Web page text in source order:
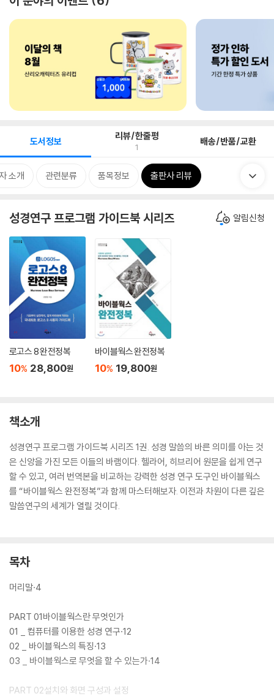
도서정보 리뷰/한줄평
1 배송/반품/교환
소개 관련분류 품목정보 출판사 리뷰
성경연구 프로그램 가이드북 시리즈 알림신청
로고스 8 완전정복
10% 28,800원
바이블웍스 완전정복
10% 19,800원
책소개
성경연구 프로그램 가이드북 시리즈 1권. 성경 말씀의 바른 의미를 아는 것
은 신앙을 가진 모든 이들의 바램이다. 헬라어, 히브리어 원문을 쉽게 연구
할 수 있고, 여러 번역본을 비교하는 강력한 성경 연구 도구인 바이블웍스
를 “바이블웍스 완전정복”과 함께 마스터해보자. 이전과 차원이 다른 깊은
말씀연구의 세계가 열릴 것이다.
목차
머리말·4
PART 01바이블웍스란 무엇인가
01 _ 컴퓨터를 이용한 성경 연구·12
02 _ 바이블웍스의 특징·13
03 _ 바이블웍스로 무엇을 할 수 있는가·14
PART 02설치와 화면 구성과 설정